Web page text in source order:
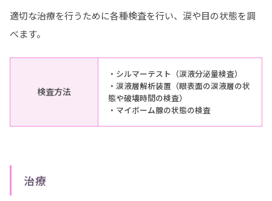
適切な治療を行うために各種検査を行い、涙や目の状態を調
べます。
検査方法
・シルマーテスト（涙液分泌量検査）
・涙液層解析装置（眼表面の涙液層の状
態や破壊時間の検査）
・マイボーム腺の状態の検査
治療